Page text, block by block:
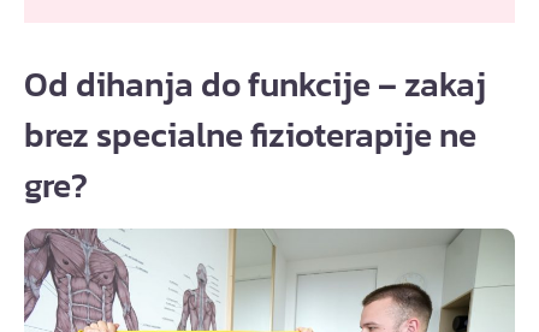
Od dihanja do funkcije – zakaj
brez specialne fizioterapije ne
gre?